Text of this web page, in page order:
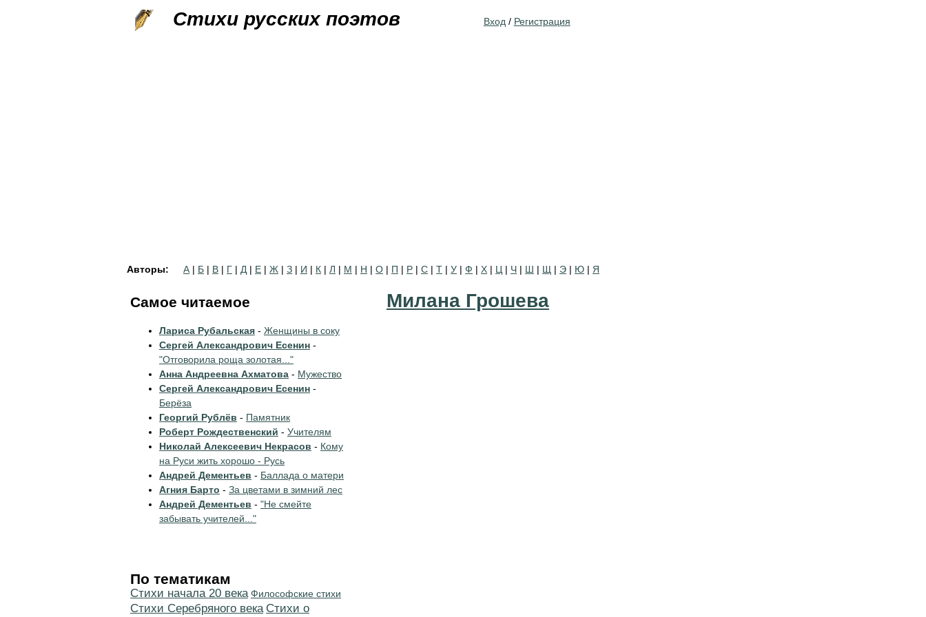
Стихи русских поэтов Вход / Регистрация
Авторы: А | Б | В | Г | Д | Е | Ж | З | И | К | Л | М | Н | О | П | Р | С | Т | У | Ф | Х | Ц | Ч | Ш | Щ | Э | Ю | Я
Милана Грошева
Самое читаемое
Лариса Рубальская - Женщины в соку
Сергей Александрович Есенин -
"Отговорила роща золотая..."
Анна Андреевна Ахматова - Мужество
Сергей Александрович Есенин -
Берёза
Георгий Рублёв - Памятник
Роберт Рождественский - Учителям
Николай Алексеевич Некрасов - Кому
на Руси жить хорошо - Русь
Андрей Дементьев - Баллада о матери
Агния Барто - За цветами в зимний лес
Андрей Дементьев - "Не смейте
забывать учителей..."
По тематикам
Cтихи начала 20 века Философские стихи
Cтихи Серебряного века Стихи о